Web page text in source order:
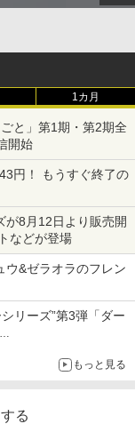
1カ月
と」第1期・第2期全
開始
円！ もうすぐ終了の
が67%オフで990円
が8月12日より販売開
などが登場
ウ&ゼラオラのフレン
リーズ”第3弾「ダー
もっと見る
る